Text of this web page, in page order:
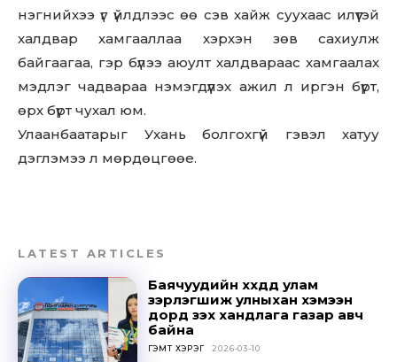
нэгнийхээ үг үйлдлээс өө сэв хайж суухаас илүүтэй
халдвар хамгааллаа хэрхэн зөв сахиулж
байгаагаа, гэр бүлээ аюулт халдвараас хамгаалах
мэдлэг чадвараа нэмэгдүүлэх ажил л иргэн бүрт,
өрх бүрт чухал юм.
Улаанбаатарыг Ухань болгохгүй гэвэл хатуу
дэглэмээ л мөрдөцгөөе.
LATEST ARTICLES
Баячуудийн хүүхдүүд улам
зэрлэгшиж улныхан хэмээн
дорд үзэх хандлага газар авч
байна
ГЭМТ ХЭРЭГ 2026-03-10